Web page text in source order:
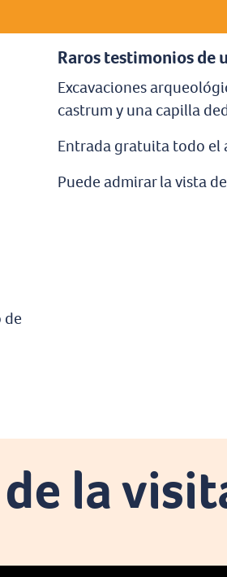
Raros testimonios de
Excavaciones
castrum y una capilla
Entrada gratuita todo el
Puede admirar la vista
de
la